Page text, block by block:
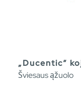
„Ducentic“
Šviesaus ąžuolo